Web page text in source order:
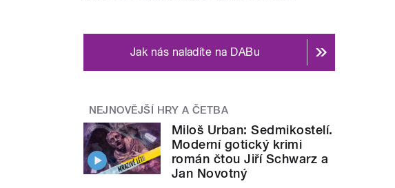
Jak nás naladíte na DABu
NEJNOVĚJŠÍ HRY A ČETBA
Miloš Urban: Sedmikostelí.
Moderní gotický krimi
román čtou Jiří Schwarz a
Jan Novotný